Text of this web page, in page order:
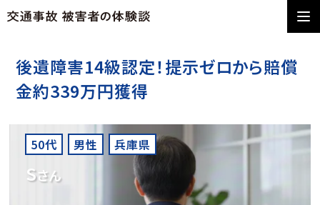
後遺障害14級認定！提示ゼロから賠償
金約339万円獲得
50代 男性 兵庫県
Sさん